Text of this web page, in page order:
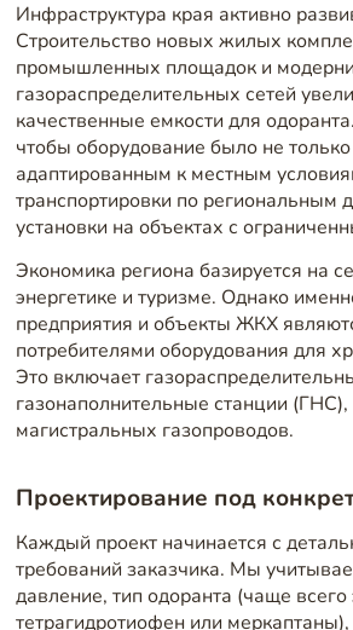
Инфраструктура края активно
Строительство новых жилых
промышленных площадок и
газораспределительных сетей
качественные емкости для
чтобы оборудование было не
адаптированным к местным
транспортировки по региональным
установки на объектах с
Экономика региона базируется на
энергетике и туризме. Однако
предприятия и объекты ЖКХ
потребителями оборудования для
Это включает
газонаполнительные станции
магистральных газопроводов.
Проектирование под
Каждый проект начинается с
требований заказчика. Мы
давление, тип одоранта (чаще всего
тетрагидротиофен или меркаптаны),